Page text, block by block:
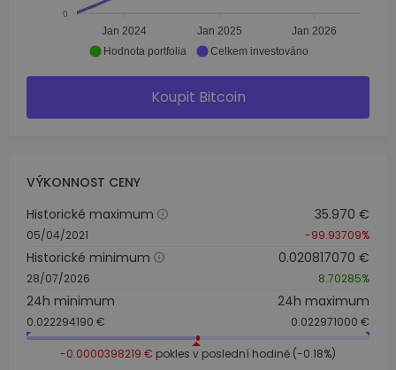
0
Jan 2024 Jan 2025 Jan 2026
Hodnota portfolia Celkem investováno
Koupit Bitcoin
VÝKONNOST CENY
Historické maximum
05/04/2021
35.970 €
-99.93709%
Historické minimum
28/07/2026
0.020817070 €
8.70285%
24h minimum
0.022294190 €
24h maximum
0.022971000 €
-0.0000398219 € pokles v poslední hodině (-0.18%)